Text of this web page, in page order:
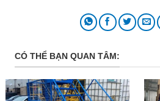
CÓ THỂ BẠN QUAN TÂM: